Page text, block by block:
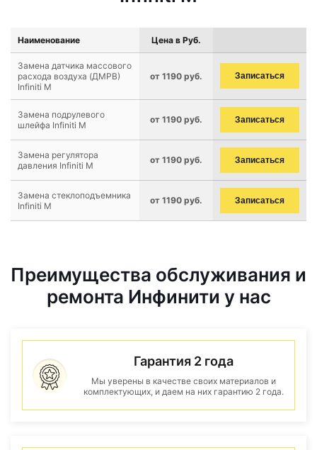
Наименование Цена в Руб.
Замена датчика массового
расхода воздуха (ДМРВ)
Infiniti M
от 1190 руб. Записаться
Замена подрулевого
шлейфа Infiniti M
от 1190 руб. Записаться
Замена регулятора
давления Infiniti M
от 1190 руб. Записаться
Замена стеклоподъемника
Infiniti M
от 1190 руб. Записаться
Преимущества обслуживания и
ремонта Инфинити у нас
Гарантия 2 года
Мы уверены в качестве своих материалов и
комплектующих, и даем на них гарантию 2 года.